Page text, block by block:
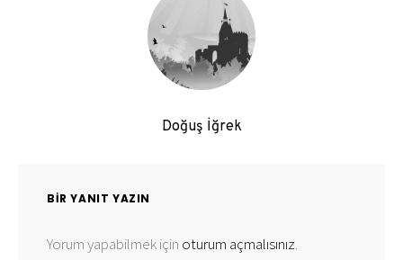
Doğuş İğrek
BIR YANIT YAZIN
Yorum yapabilmek için oturum açmalısınız.